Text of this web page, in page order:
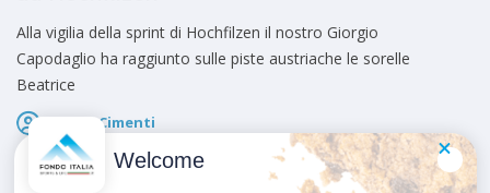
Alla vigilia della sprint di Hochfilzen il nostro Giorgio
Capodaglio ha raggiunto sulle piste austriache le sorelle
Beatrice
Marco Cimenti
Pubblicato il
Welcome